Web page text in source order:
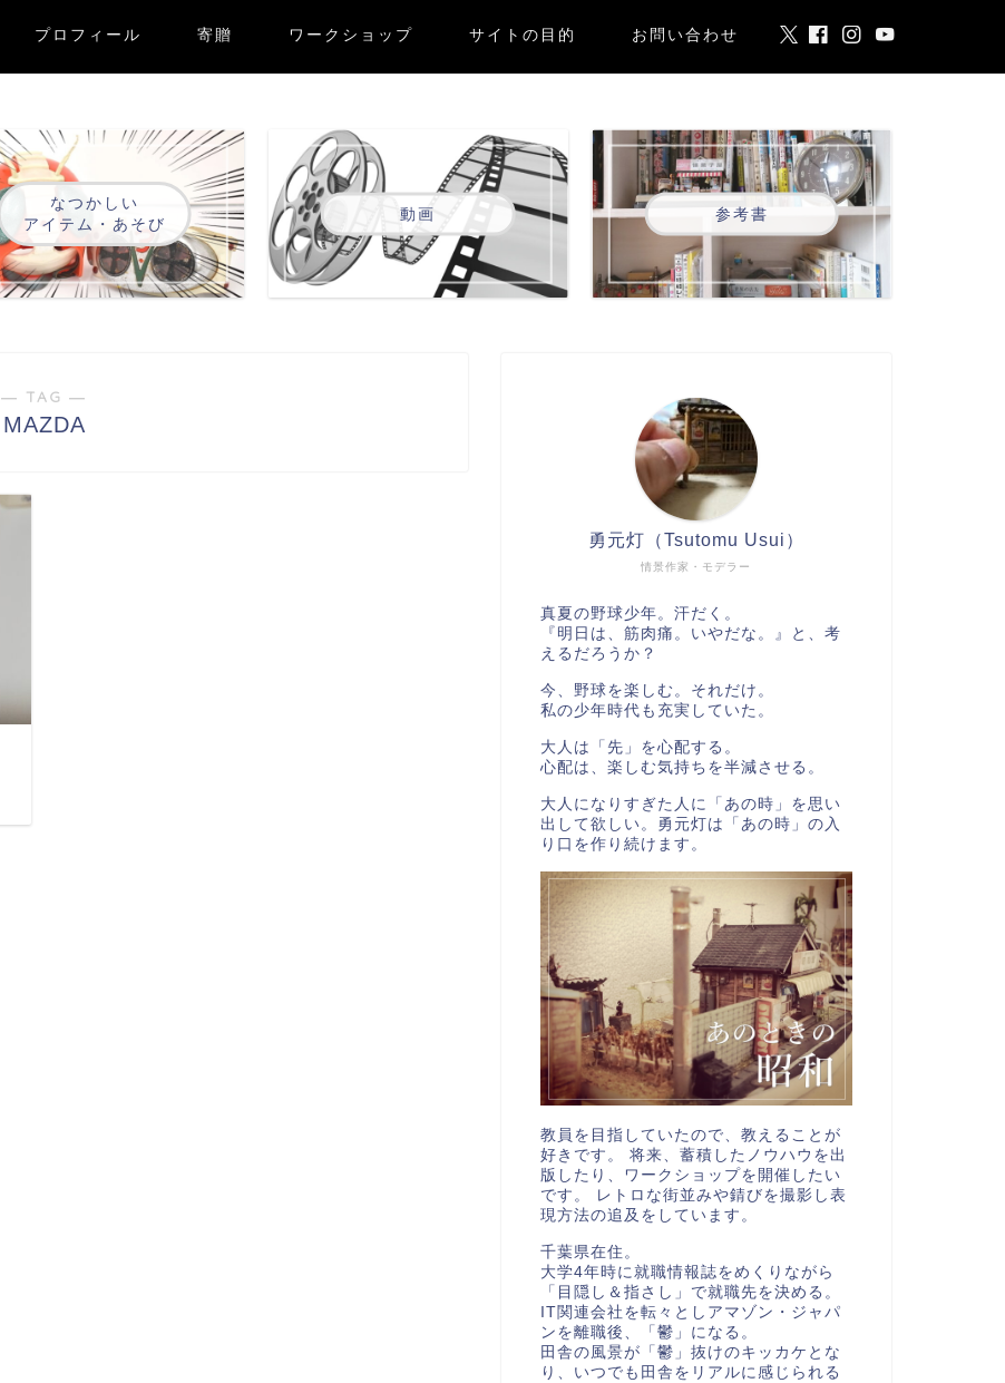
プロフィール 寄贈 ワークショップ サイトの目的 お問い合わせ
なつかしい
アイテム・あそび
動画 参考書
― TAG ―
MAZDA
情景作家・モデラー
勇元灯（Tsutomu Usui）
真夏の野球少年。汗だく。
『明日は、筋肉痛。いやだな。』と、考
えるだろうか？
今、野球を楽しむ。それだけ。
私の少年時代も充実していた。
大人は「先」を心配する。
心配は、楽しむ気持ちを半減させる。
大人になりすぎた人に「あの時」を思い
出して欲しい。勇元灯は「あの時」の入
り口を作り続けます。
教員を目指していたので、教えることが
好きです。 将来、蓄積したノウハウを出
版したり、ワークショップを開催したい
です。 レトロな街並みや錆びを撮影し表
現方法の追及をしています。
千葉県在住。
大学4年時に就職情報誌をめくりながら
「目隠し＆指さし」で就職先を決める。
IT関連会社を転々としアマゾン・ジャパ
ンを離職後、「鬱」になる。
田舎の風景が「鬱」抜けのキッカケとな
り、いつでも田舎をリアルに感じられる